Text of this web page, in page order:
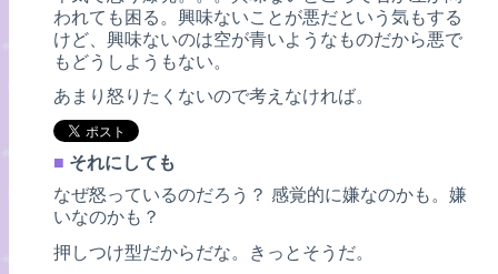
われても困る。興味ないことが悪だという気もする
けど、興味ないのは空が青いようなものだから悪で
もどうしようもない。
あまり怒りたくないので考えなければ。
■ それにしても
なぜ怒っているのだろう？ 感覚的に嫌なのかも。嫌
いなのかも？
押しつけ型だからだな。きっとそうだ。